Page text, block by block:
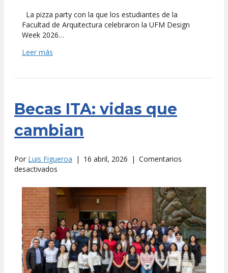
La pizza party con la que los estudiantes de la
Facultad de Arquitectura celebraron la UFM Design
Week 2026…
Leer más
Becas ITA: vidas que
cambian
Por Luis Figueroa | 16 abril, 2026 | Comentarios
desactivados
ITA:
vidas
que
cambian